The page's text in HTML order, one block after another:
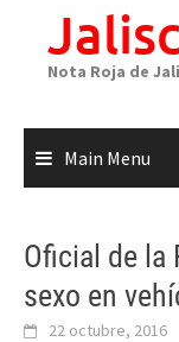
Nota Roja de
Main Menu
Oficial de la
sexo en
22 octubre, 2016